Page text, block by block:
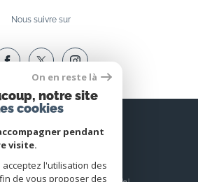
Nous suivre sur
Espace
PROPRIÉTAIRE
Se connecter
On en reste là
notre site
cookies
pendant
visite.
l'utilisation des
de vous proposer des